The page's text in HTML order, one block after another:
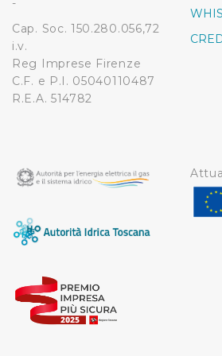
contenuti ed annunci e per fornire
media, condividendo informazioni
soggetti, che si occupano di analisi
pubblicità e social media,
Cliccando su "Accetta tutti",
memorizzare tutti i cookie sul
sopra indicate.
direttamente le proprie preferenze
singoli cookie desiderati e le terze
della condivisione di informazioni
-
Cap. Soc. 150.280.056,72
i.v.
Reg Imprese Firenze
C.F. e P.I. 05040110487
R.E.A. 514782